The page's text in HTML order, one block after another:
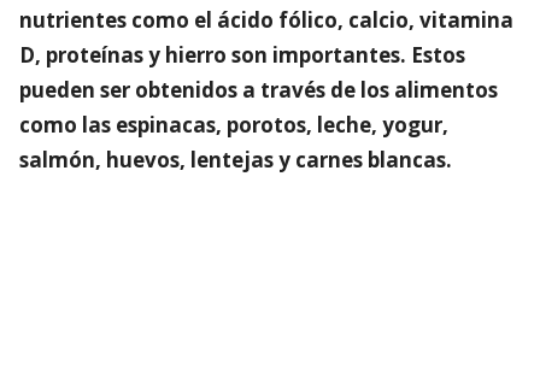
nutrientes como el ácido fólico, calcio, vitamina
D, proteínas y hierro son importantes. Estos
pueden ser obtenidos a través de los alimentos
como las espinacas, porotos, leche, yogur,
salmón, huevos, lentejas y carnes blancas.